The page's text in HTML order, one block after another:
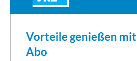
Vorteile genießen
Abo